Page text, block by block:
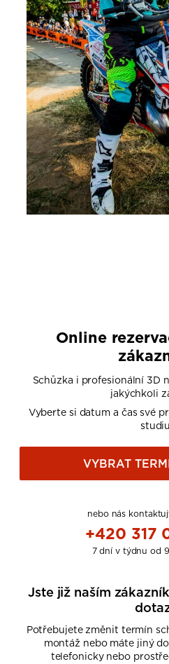
Online
Schůzka i profesionální 3D
jakýchkoli
Vyberte si datum a čas své
VYBRAT
nebo nás
+420 317
7 dní v týdnu od
Jste již naším
Potřebujete změnit termín
montáž nebo máte jiný
telefonicky nebo